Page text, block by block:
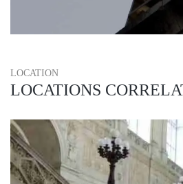
LOCATION
LOCATIONS